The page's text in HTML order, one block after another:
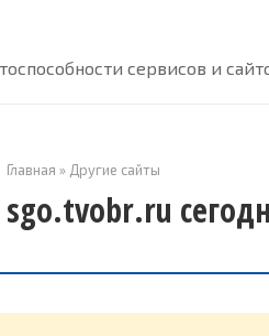
сервисов и
Главная » Другие сайты
sgo.tvobr.ru